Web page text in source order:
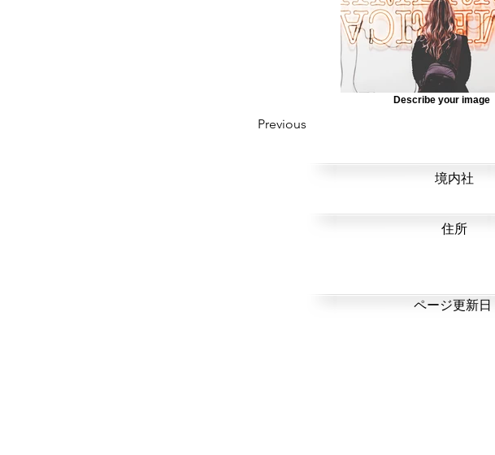
Previous
Describe your image
​境内社
​住所
​ページ更新日